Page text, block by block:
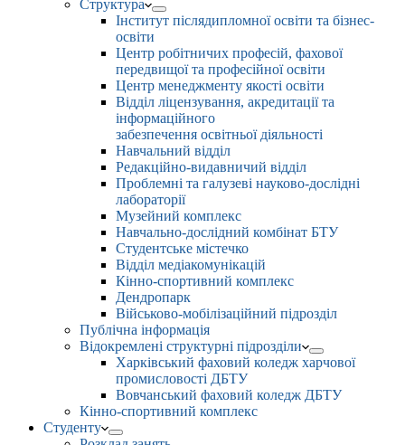
Структура
Інститут післядипломної освіти та бізнес-
освіти
Центр робітничих професій, фахової
передвищої та професійної освіти
Центр менеджменту якості освіти
Відділ ліцензування, акредитації та
інформаційного
забезпечення освітньої діяльності
Навчальний відділ
Редакційно-видавничий відділ
Проблемні та галузеві науково-дослідні
лабораторії
Музейний комплекс
Навчально-дослідний комбінат БТУ
Студентське містечко
Відділ медіакомунікацій
Кінно-спортивний комплекс
Дендропарк
Військово-мобілізаційний підрозділ
Публічна інформація
Відокремлені структурні підрозділи
Харківський фаховий коледж харчової
промисловості ДБТУ
Вовчанський фаховий коледж ДБТУ
Кінно-спортивний комплекс
Студенту